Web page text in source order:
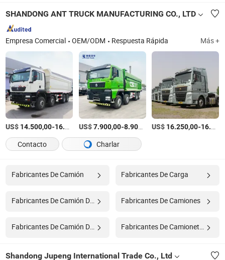
SHANDONG ANT TRUCK MANUFACTURING CO., LTD
Empresa Comercial OEM/ODM Respuesta Rápida Más +
US$ 14.500,00-16.500,00 /Piece
US$7.900,00-8.900,00 /Piece
US$ 16.250,00-16.540,00
Contacto Charlar
Fabricantes De Camión Fabricantes De Carga
Fabricantes De Camión De Carga Pesada Fabricantes De Camiones
Fabricantes De Camión De Tractor
Shandong Jupeng International Trade Co., Ltd